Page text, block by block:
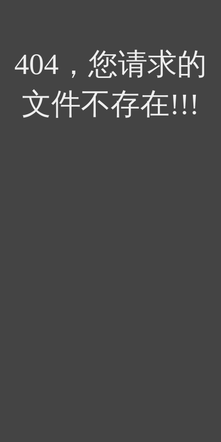
404，您请求的
文件不存在!!!